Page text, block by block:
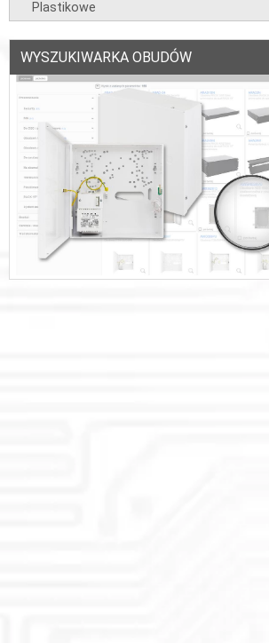
Plastikowe
WYSZUKIWARKA OBUDÓW